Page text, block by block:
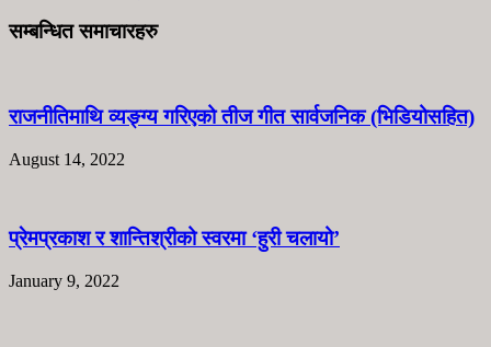
सम्बन्धित समाचारहरु
राजनीतिमाथि व्यङ्ग्य गरिएको तीज गीत सार्वजनिक (भिडियोसहित)
August 14, 2022
प्रेमप्रकाश र शान्तिश्रीको स्वरमा ‘हुरी चलायो’
January 9, 2022